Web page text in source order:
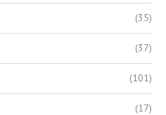
(35)
(37)
(101)
(17)